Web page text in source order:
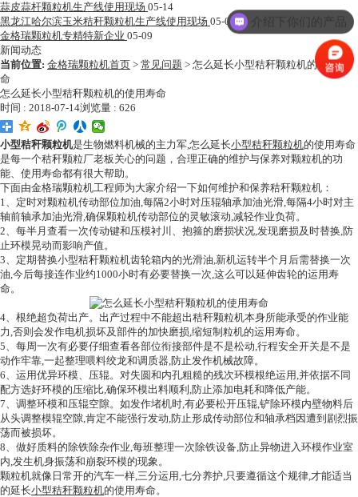
蒜皮蒜杆颗粒机生产线使用现场 05-14
黑龙江哈尔滨玉米秸秆颗粒机生产线使用现场 05-09
金格瑞颗粒机专精特新企业 05-09
新闻动态
当前位置: 金格瑞颗粒机首页 > 常见问题 > 怎么延长小型秸秆颗粒机的使用寿
命
怎么延长小型秸秆颗粒机的使用寿命
时间 : 2018-07-14浏览量 : 626
小型秸秆颗粒机是生物燃料机械的主力军,怎么延长小型秸秆颗粒机的使用寿命
是每一个秸秆颗粒厂老板关心的问题，合理正确的维护与保养对颗粒机的功
能、使用寿命都有很大帮助。
下面由金格瑞颗粒机工程师为大家介绍一下如何维护和保养秸秆颗粒机：
1、定时对颗粒机传动部位加油,每隔2小时对压辊轴承加油光滑,每隔4小时对主
轴前轴承加油光滑,确保颗粒机传动部位的灵敏滚动,减轻作业负荷。
2、每半月查看一次传动键和压模衬川、抱箍的磨损状况,发现磨损及时替换,防
止环模晃动而影响产值。
3、定期替换小型秸秆颗粒机齿轮箱内的光滑油,新机运转半个月后需替换一次
油,今后每接连作业约1000小时有必要替换一次,这么可以延伸齿轮的运用寿
命。
4、根绝超负荷出产。出产过程中不能超出秸秆颗粒机本身所能承受的作业能
力,否则会发作电机损坏及部件的加快磨损,缩短制粒机的运用寿命。
5、每周一次有必要仔细查看各部位衔接部件是不是松动,行程安全开关是不是
动作牢靠,一起整理喂料绞龙和调质器,防止发作机械故障。
6、运用优异环模、压辊。对失圆和内孔粗糙的残次环模根绝运用,并依据不同
配方选好环模的压缩比,确保环模出料顺利,防止添加电耗和降低产能。
7、调整环模和压辊空隙。如发作堵机时,有必要松开压辊,铲除环模内壁物料后
从头调整模辊空隙,肯定不能强行发动,防止形成传动部位和轴承档因遭到剧烈振
荡而被损坏。
8、做好质料的除铁除杂作业,每班整理一次除铁设备,防止异物进入环模作业室
内,发生机身振荡和崩裂环模的现象。
颗粒机就像日常开的汽车一样,三分运用,七分养护,只要遵循这个规律,才能适当
的延长小型秸秆颗粒机的使用寿命。
介绍下你们的产品